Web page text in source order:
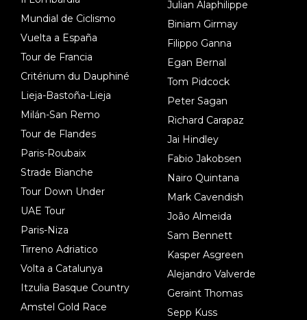
Mundial de Ciclismo
Vuelta a España
Tour de Francia
Critérium du Dauphiné
Lieja-Bastoña-Lieja
Milán-San Remo
Tour de Flandes
Paris-Roubaix
Strade Bianche
Tour Down Under
UAE Tour
Paris-Niza
Tirreno Adriatico
Volta a Catalunya
Itzulia Basque Country
Amstel Gold Race
Julian Alaphilippe
Biniam Girmay
Filippo Ganna
Egan Bernal
Tom Pidcock
Peter Sagan
Richard Carapaz
Jai Hindley
Fabio Jakobsen
Nairo Quintana
Mark Cavendish
João Almeida
Sam Bennett
Kasper Asgreen
Alejandro Valverde
Geraint Thomas
Sepp Kuss